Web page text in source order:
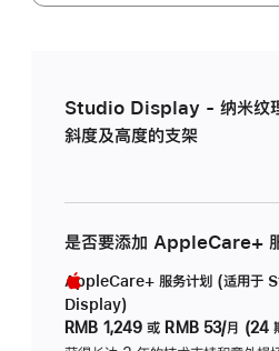
Studio Display - 纳米纹
斜度及高度的支架
是否要添加 AppleCare+ 服
AppleCare+ 服务计划 (适用于
Display)
RMB 1,249 或 RMB 53/月 (24